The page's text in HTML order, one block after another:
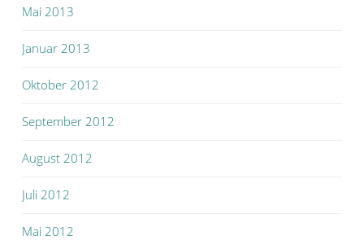
Mai 2013
Januar 2013
Oktober 2012
September 2012
August 2012
Juli 2012
Mai 2012